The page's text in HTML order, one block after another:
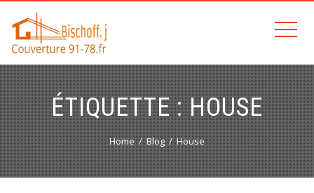
ÉTIQUETTE :HOUSE
Home Blog House